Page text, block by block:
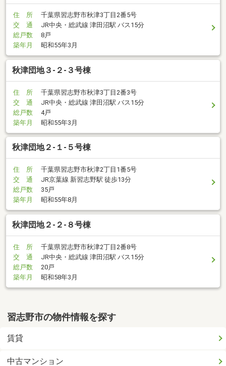
住 所
千葉県習志野市秋津3丁目2番5号
交 通
JR中央・総武線 津田沼駅 バス15分
総戸数
8戸
築年月
昭和55年3月
秋津団地３-２-３号棟
住 所
千葉県習志野市秋津3丁目2番3号
交 通
JR中央・総武線 津田沼駅 バス15分
総戸数
4戸
築年月
昭和55年3月
秋津団地２-１-５号棟
住 所
千葉県習志野市秋津2丁目1番5号
交 通
JR京葉線 新習志野駅 徒歩13分
総戸数
35戸
築年月
昭和55年8月
秋津団地２-２-８号棟
住 所
千葉県習志野市秋津2丁目2番8号
交 通
JR中央・総武線 津田沼駅 バス15分
総戸数
20戸
築年月
昭和58年3月
習志野市の物件情報を探す
賃貸
中古マンション